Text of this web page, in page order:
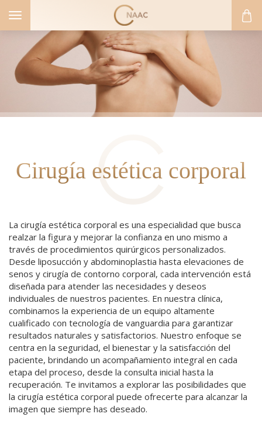
Toggle
navigation
Cirugía estética corporal
La cirugía estética corporal es una especialidad que busca
realzar la figura y mejorar la confianza en uno mismo a
través de procedimientos quirúrgicos personalizados.
Desde liposucción y abdominoplastia hasta elevaciones de
senos y cirugía de contorno corporal, cada intervención está
diseñada para atender las necesidades y deseos
individuales de nuestros pacientes. En nuestra clínica,
combinamos la experiencia de un equipo altamente
cualificado con tecnología de vanguardia para garantizar
resultados naturales y satisfactorios. Nuestro enfoque se
centra en la seguridad, el bienestar y la satisfacción del
paciente, brindando un acompañamiento integral en cada
etapa del proceso, desde la consulta inicial hasta la
recuperación. Te invitamos a explorar las posibilidades que
la cirugía estética corporal puede ofrecerte para alcanzar la
imagen que siempre has deseado.